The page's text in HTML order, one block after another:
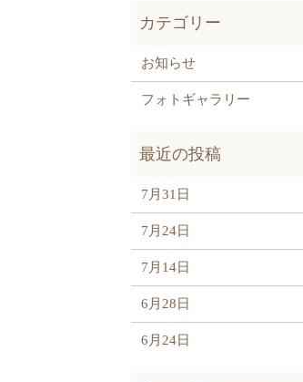
お知らせ
フォトギャラリー
7月31日
7月24日
7月14日
6月28日
6月24日